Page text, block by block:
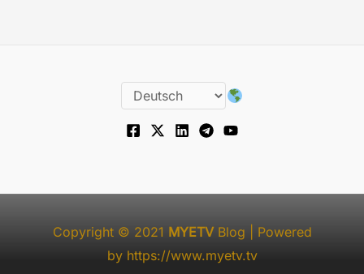
Copyright © 2021 MYETVBlog | Powered
by https://www.myetv.tv